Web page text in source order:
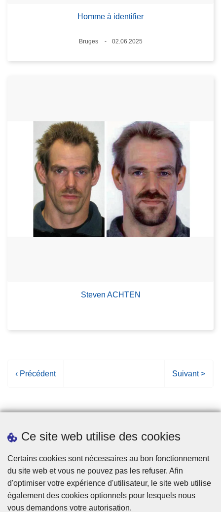
Ce site web utilise des cookies
Certains cookies sont nécessaires au bon fonctionnement
du site web et vous ne pouvez pas les refuser. Afin
d'optimiser votre expérience d'utilisateur, le site web utilise
également des cookies optionnels pour lesquels nous
vous demandons votre autorisation.
Homme à identifier
Lieux
Bruges
02.06.2025
Steven ACHTEN
P
e
r
c
é
d
e
n
‹ Précédent
P
e
u
v
a
n
t
Suivant >
Statistiques